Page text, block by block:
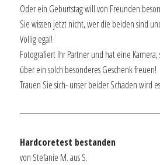
Oder ein Geburtstag will von Freunden
Sie wissen jetzt nicht, wer die beiden sind
Völlig egal!
Fotografiert Ihr Partner und hat eine
über ein solch besonderes Geschenk freuen!
Trauen Sie sich- unser beider Schaden wird
Hardcoretest bestanden
von Stefanie M. aus S.